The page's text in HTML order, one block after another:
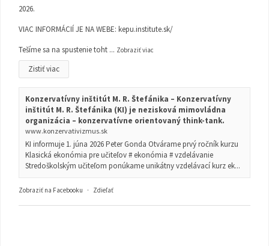
2026.
VIAC INFORMÁCIÍ JE NA WEBE: kepu.institute.sk/
Tešíme sa na spustenie toht ... Zobraziť viac
Zistiť viac
Konzervatívny inštitút M. R. Štefánika – Konzervatívny
inštitút M. R. Štefánika (KI) je nezisková mimovládna
organizácia – konzervatívne orientovaný think-tank.
www.konzervativizmus.sk
KI informuje 1. júna 2026 Peter Gonda Otvárame prvý ročník kurzu
Klasická ekonómia pre učiteľov # ekonómia # vzdelávanie
Stredoškolským učiteľom ponúkame unikátny vzdelávací kurz ek...
Zobraziť na Facebooku · Zdieľať